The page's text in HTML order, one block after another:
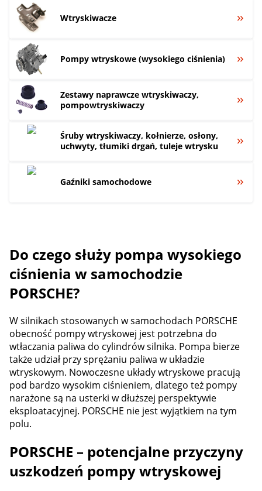
Wtryskiwacze
Pompy wtryskowe (wysokiego ciśnienia)
Zestawy naprawcze wtryskiwaczy,
pompowtryskiwaczy
Śruby wtryskiwaczy, kołnierze, osłony,
uchwyty, tłumiki drgań, tuleje wtrysku
Gaźniki samochodowe
Do czego służy pompa wysokiego
ciśnienia w samochodzie
PORSCHE?
W silnikach stosowanych w samochodach PORSCHE
obecność pompy wtryskowej jest potrzebna do
wtłaczania paliwa do cylindrów silnika. Pompa bierze
także udział przy sprężaniu paliwa w układzie
wtryskowym. Nowoczesne układy wtryskowe pracują
pod bardzo wysokim ciśnieniem, dlatego też pompy
narażone są na usterki w dłuższej perspektywie
eksploatacyjnej. PORSCHE nie jest wyjątkiem na tym
polu.
PORSCHE – potencjalne przyczyny
uszkodzeń pompy wtryskowej